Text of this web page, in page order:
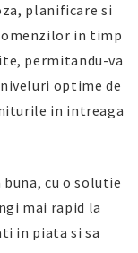
planificare si
in timp
permitandu-va
optime de
in intreaga
cu o solutie
mai rapid la
in piata si sa